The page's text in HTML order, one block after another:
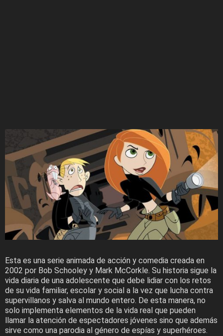
Esta es una serie animada de acción y comedia creada en
2002 por Bob Schooley y Mark McCorkle. Su historia sigue la
vida diaria de una adolescente que debe lidiar con los retos
de su vida familiar, escolar y social a la vez que lucha contra
supervillanos y salva al mundo entero. De esta manera, no
solo implementa elementos de la vida real que pueden
llamar la atención de espectadores jóvenes sino que además
sirve como una parodia al género de espías y superhéroes.